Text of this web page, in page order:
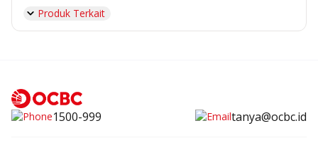
Produk Terkait
1500-999 tanya@ocbc.id